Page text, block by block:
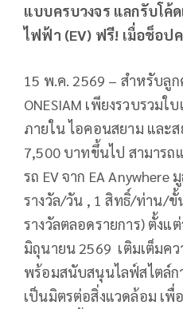
แบบครบวงจร แลกรับโค้
ไฟฟ้า (EV) ฟรี! เมื่อช็อป
15 พ.ค. 2569 – สำหรับลู
ONESIAM เพียงรวบรวมใ
ภายใน ไอคอนสยาม และ
7,500 บาทขึ้นไป สามารถ
รถ EV จาก EA Anywhere
รางวัล/วัน , 1 สิทธิ์/ท่าน/
รางวัลตลอดรายการ) ตั้ง
มิถุนายน 2569 เติมเต็มค
พร้อมสนับสนุนไลฟ์สไตล์ก
เป็นมิตรต่อสิ่งแวดล้อม เ